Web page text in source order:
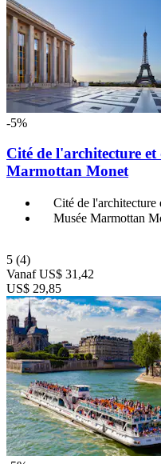
-5%
Cité de l'architecture
Marmottan Monet
Cité de
Musée Marmottan
5 (4)
Vanaf US$ 31,42
US$ 29,85